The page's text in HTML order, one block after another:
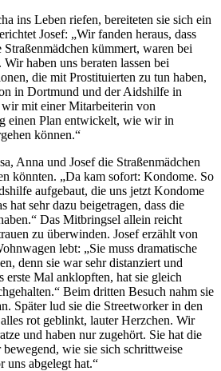
ins Leben riefen, bereiteten sie sich ein
Josef: „Wir fanden heraus, dass
kümmert, waren bei
haben uns beraten lassen bei
die mit Prostituierten zu tun haben,
in Dortmund und der Aidshilfe in
mit einer Mitarbeiterin von
einen Plan entwickelt, wie wir in
können.“
Anna und Josef die Straßenmädchen
könnten. „Da kam sofort: Kondome. So
aufgebaut, die uns jetzt Kondome
hat sehr dazu beigetragen, dass die
Das Mitbringsel allein reicht
zu überwinden. Josef erzählt von
lebt: „Sie muss dramatische
denn sie war sehr distanziert und
erste Mal anklopften, hat sie gleich
Beim dritten Besuch nahm sie
Später lud sie die Streetworker in den
rot geblinkt, lauter Herzchen. Wir
und haben nur zugehört. Sie hat die
wie sie sich schrittweise
uns abgelegt hat.“